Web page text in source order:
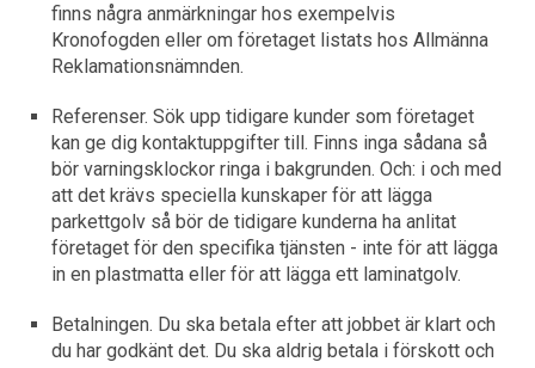
finns några anmärkningar hos exempelvis
Kronofogden eller om företaget listats hos Allmänna
Reklamationsnämnden.
Referenser. Sök upp tidigare kunder som företaget
kan ge dig kontaktuppgifter till. Finns inga sådana så
bör varningsklockor ringa i bakgrunden. Och: i och med
att det krävs speciella kunskaper för att lägga
parkettgolv så bör de tidigare kunderna ha anlitat
företaget för den specifika tjänsten - inte för att lägga
in en plastmatta eller för att lägga ett laminatgolv.
Betalningen. Du ska betala efter att jobbet är klart och
du har godkänt det. Du ska aldrig betala i förskott och